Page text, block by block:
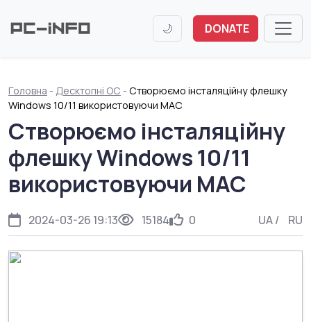
🌙 DONATE
Головна - Десктопні ОС -Створюємо інсталяційну флешку
Windows 10/11 використовуючи MAC
Створюємо інсталяційну
флешку Windows 10/11
використовуючи MAC
2024-03-26 19:13 15184 0 UA/ RU